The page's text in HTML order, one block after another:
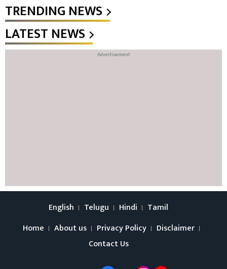
TRENDING NEWS
LATEST NEWS
English Telugu Hindi
Tamil
Home
About us Privacy Policy
Disclaimer
Contact Us